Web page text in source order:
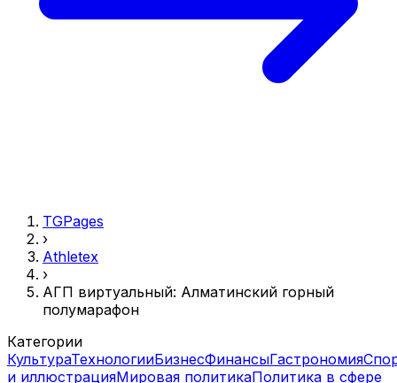
TGPages
›
Athletex
›
АГП виртуальный: Алматинский горный
полумарафон
Категории
КультураТехнологииБизнесФинансыГастрономия
и иллюстрацияМировая политикаПолитика в сфере